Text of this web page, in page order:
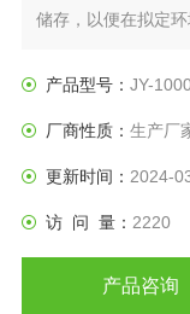
储存，以便在拟定
产品型号： JY-
厂商性质： 生产厂
更新时间： 2024-
访 问 量： 2220
产品咨询